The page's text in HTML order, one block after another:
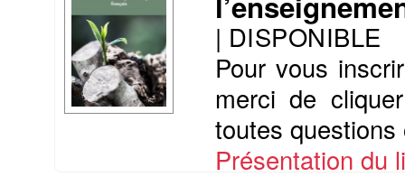
| DISPONIBLE
Pour vous
merci de
toutes
Présentation du